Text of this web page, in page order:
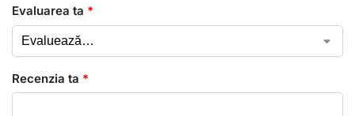
Evaluarea ta *
Recenzia ta *